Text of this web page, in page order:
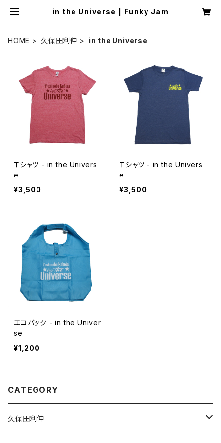
in the Universe | Funky Jam
HOME 久保田利伸 in the Universe
Ｔシャツ - in the Univers
e
¥3,500
Ｔシャツ - in the Univers
e
¥3,500
エコバック - in the Univer
se
¥1,200
CATEGORY
久保田利伸